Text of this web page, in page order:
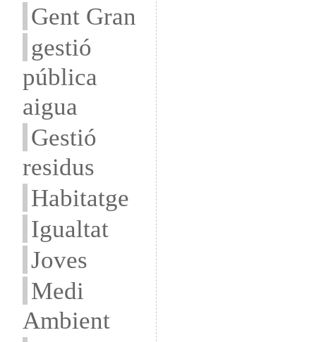
Gent Gran
gestió
pública
aigua
Gestió
residus
Habitatge
Igualtat
Joves
Medi
Ambient